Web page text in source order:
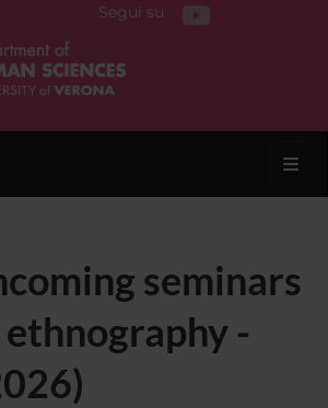
Segui su
seminars
ethnography -